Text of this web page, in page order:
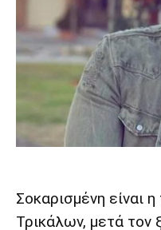
Σοκαρισμένη είναι
Τρικάλων, μετά τον